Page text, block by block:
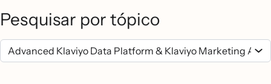
Pesquisar por tópico